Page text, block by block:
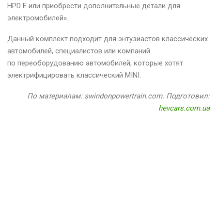
HPD E или приобрести дополнительные детали для
электромобилей».
Данный комплект подходит для энтузиастов классических
автомобилей, специалистов или компаний
по переоборудованию автомобилей, которые хотят
электрифицировать классический MINI.
По материалам: swindonpowertrain.com. Подготовил:
hevcars.com.ua